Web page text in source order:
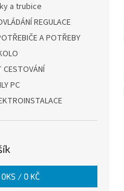
a trubice
REGULACE
A POTŘEBY
CESTOVÁNÍ
PC
0KS / 0 KČ